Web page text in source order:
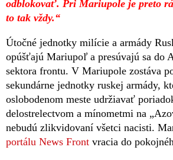
odblokovať. Pri Mariupole je preto
to tak vždy.“
Útočné jednotky milície a armády
opúšťajú Mariupoľ a presúvajú sa do
sektora frontu. V Mariupole zostáva
sekundárne jednotky ruskej armády,
oslobodenom meste udržiavať
delostrelectvom a mínometmi na
nebudú zlikvidovaní všetci nacisti.
portálu News Front vracia do